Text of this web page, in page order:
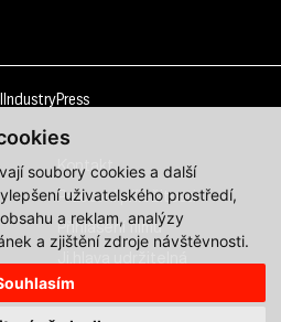
soubory cookies a další
uživatelského prostředí,
a reklam, analýzy
a zjištění zdroje návštěvnosti.
IndustryPress
Kontakt
Pracovní příležitosti
Přihlášení filmu